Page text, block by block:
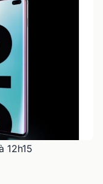
12h15